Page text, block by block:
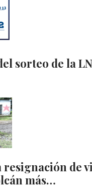
sorteo de la
resignación de
más…